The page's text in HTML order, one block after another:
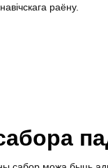
раёну.